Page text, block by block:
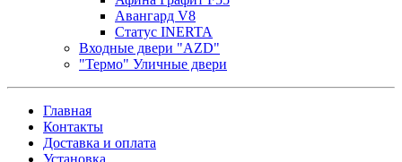
Авангард V8
Статус INERTA
Входные двери "AZD"
"Термо" Уличные двери
Главная
Контакты
Доставка и оплата
Установка